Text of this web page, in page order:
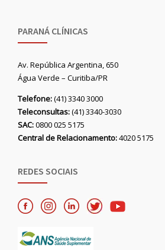
PARANÁ CLÍNICAS
Av. República Argentina, 650
Água Verde – Curitiba/PR
Telefone:(41) 3340 3000
Teleconsultas:(41) 3340-3030
SAC:0800 025 5175
Central de Relacionamento:4020 5175
REDES SOCIAIS